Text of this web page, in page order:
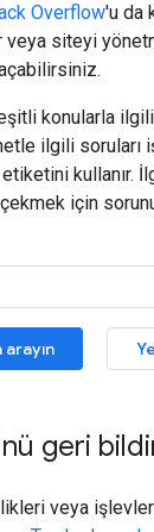
Overflow'u da
siteyi
konularla ilgili
ilgili soruları
etiketini kullanır.
için
geri
veya